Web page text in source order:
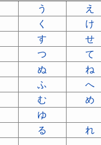
う え
く け
す せ
つ て
ぬ ね
ふ へ
む め
ゆ
る れ